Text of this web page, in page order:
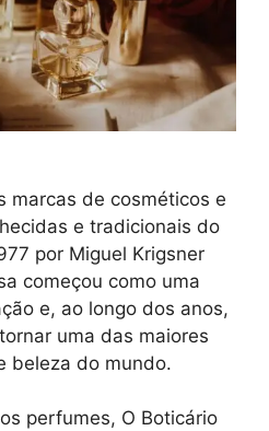
marcas de cosméticos e
e tradicionais do
por Miguel Krigsner
começou como uma
e, ao longo dos anos,
uma das maiores
beleza do mundo.
perfumes, O Boticário